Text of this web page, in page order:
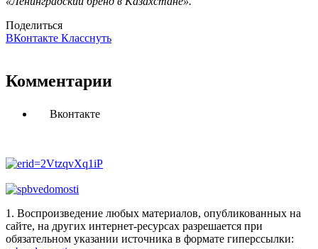
Поделиться
ВКонтакте Класснуть
Комментарии
Вконтакте
1. Воспроизведение любых материалов, опубликованных на
сайте, на других интернет-ресурсах разрешается при
обязательном указании источника в формате гиперссылки: